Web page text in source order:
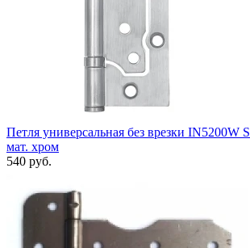
Петля универсальная без врезки IN5200W
мат. хром
540 руб.